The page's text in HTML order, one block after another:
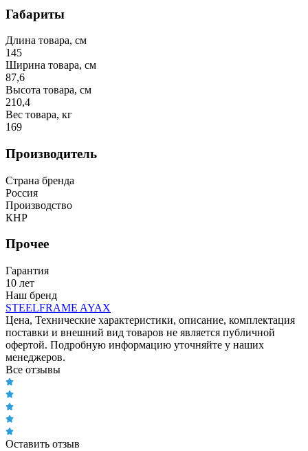
Габариты
Длина товара, см
145
Ширина товара, см
87,6
Высота товара, см
210,4
Вес товара, кг
169
Производитель
Страна бренда
Россия
Производство
КНР
Прочее
Гарантия
10 лет
Наш бренд
STEELFRAME AYAX
Цена, Технические характеристики, описание, комплектация
поставки и внешний вид товаров не является публичной
офертой. Подробную информацию уточняйте у наших
менеджеров.
Все отзывы
Оставить отзыв